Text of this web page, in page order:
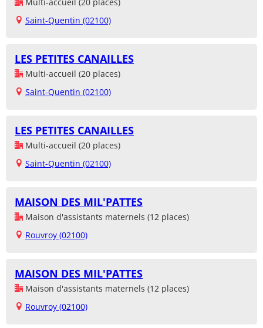
Multi-accueil (20 places)
Saint-Quentin (02100)
LES PETITES CANAILLES
Multi-accueil (20 places)
Saint-Quentin (02100)
LES PETITES CANAILLES
Multi-accueil (20 places)
Saint-Quentin (02100)
MAISON DES MIL'PATTES
Maison d'assistants maternels (12 places)
Rouvroy (02100)
MAISON DES MIL'PATTES
Maison d'assistants maternels (12 places)
Rouvroy (02100)